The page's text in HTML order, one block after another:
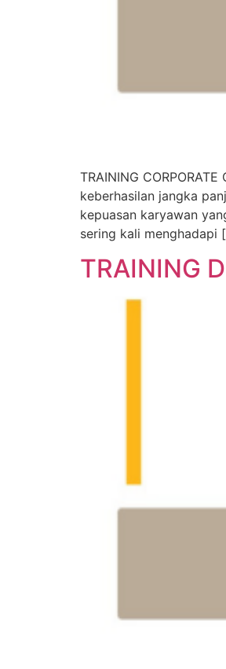
TRAINING
keberhasilan jangka
kepuasan karyawan
sering kali menghadapi
TRAINING